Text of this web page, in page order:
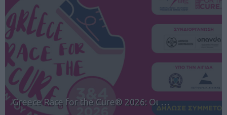
12ος TUI Rhodes Marathon: Άνοιγμα ε…